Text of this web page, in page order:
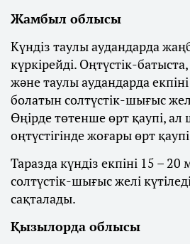
Жамбыл облысы
Күндіз таулы аудандарда
күркірейді. Оңтүстік-
және таулы аудандарда
болатын солтүстік-шығыс
Өңірде төтенше өрт қаупі,
оңтүстігінде жоғары өрт
Таразда күндіз екпіні 15 – 20
солтүстік-шығыс желі
сақталады.
Қызылорда облысы